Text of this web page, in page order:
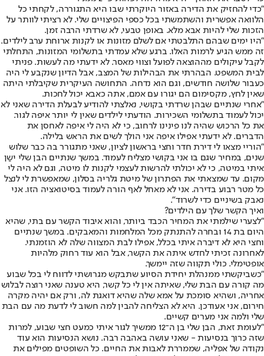
"כדי להחזיק את הדירה באזור היוקרתי שבו היא התגוררה, לקחתי כל
הלוואה אפשרית והשתמשתי בכל כספי הפיצויים שלי. לא רציתי לוותר על
הזכות שלי להיות אבא מלא. באופן טבעי, לא שרדתי הרבה זמן.
"היו ימים שבהם התלבטתי אם לשלם מזונות או לקנות ארוחת ערב לילדים.
זה ממש הגיע לרמות האלו. ברגע שלא עמדתי בתשלומי המזונות, התחלתי
לקבל עיקולים מההוצאה לפועל וצווי מאסר. לא ידעתי מה לעשות. פניתי
לבית המשפט. הבהרתי את הבהילות של המצב, אבל הדיון שנקבע לי היה
כעבור שלושה חודשים, וגם הוא נדחה. התחושה העיקרית שקיבלתי היתה
שאין לחץ, מקסימום הם יגורו עם אמם, אתה כאבא יכול לחכות.
"אחרי שנתיים שבהן שרדתי בקושי, נאלצתי להודיע לבעלת הדירה שאני לא
יכול לעמוד בתשלומי השכירות. הודעתי לילדים שאין לי יותר איפה לגור.
את כל הרכוש שהיה לנו פינינו לרחוב, כי לא היה לי איפה לאחסן את
הדברים. לא ידעתי אפילו איפה אני הולך לשים את הראש בלילה.
"הוריי מצאו לי דירת חדר וחצי בראשון לציון, שאני מתגורר בה כבר שלוש
שנים, במחיר שגם בו אני בקושי מצליח לעמוד. במשך שנתיים הבן שלי ישַן
איתי במיטה, כי לא יכולתי להרשות לעצמי לקנות לו מיטה, וגם לא היה לי
מקום. עד שמצאתי את הפתרון של מיטת גלריה בסלון, שמאפשרת לי לנצל
כל מטר רבוע בדירה. אני לא מאחל לאף הורה לעמוד בסיטואציה הזו. אני
נאבק בשיניים כדי לשרוד".
ואיך הקשר שלך עם הילדים?
"לצערי שילמתי את המחיר הכבד ביותר, והוא איבוד הקשר עם בתי, שהיא
היום בת 14 ובחרה להתנתק מכל המלחמות והמאבקים. במשך שנתיים
וחצי היא לא דיברה איתי בכלל, אפילו לבת המצווה שלה לא הוזמנתי.
לאחרונה זכיתי לחדש איתה את הקשר, אבל הוא עוד רחוק מלהיות
אופטימלי. כולי תקווה שזה יימשך.
"כשביקשתי ממנהלת יחידת הסיוע שתבקש מגרושתי לדווח לי בכל שבוע
מה קורה עם הבת שלי, שאיתה אין לי כל קשר, היא טענה שאני רוצה לבלוש
אחריה, ושהיא סומכת על אמא שלה שהיא דואגת לה, ורק אם יהיה מקרה
חירום, אני אעודכן. היא לא הצליחה להבין למה חשוב לי לדעת מה עם הבת
שלי ולמה אני מערים קשיים.
"לעומת זאת, הבן שלי בן ה־12 ממשיך לגור איתי כמעט חצי שבוע, למרות
שזה כרוך בנסיעות - שאני עושה באהבה רבה. נושא הנסיעות הוא עוד
נקודה של אפליה, שממררת לאבות את החיים. כל השופטים מפילים את